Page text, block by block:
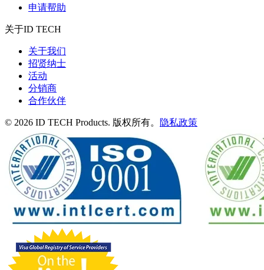
申请帮助
关于ID TECH
关于我们
招贤纳士
活动
分销商
合作伙伴
© 2026 ID TECH Products. 版权所有。 隐私政策